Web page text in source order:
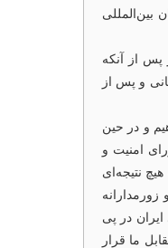
بین‌المللی
پس از آنکه
و پس از
دهیم و در حین
امنیت و
نتیجه‌ای
ایران در پی
ما قرار